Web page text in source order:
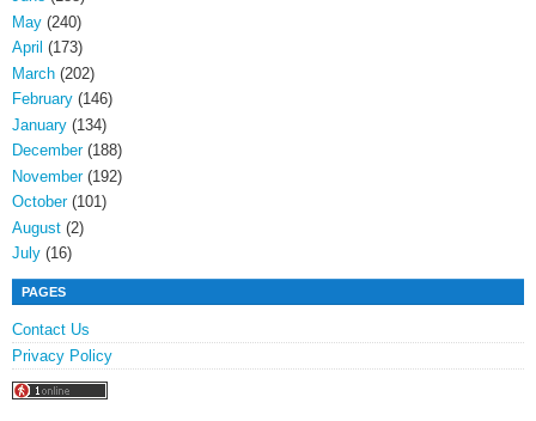
May (240)
April (173)
March (202)
February (146)
January (134)
December(188)
November(192)
October(101)
August (2)
July (16)
PAGES
Contact Us
Privacy Policy